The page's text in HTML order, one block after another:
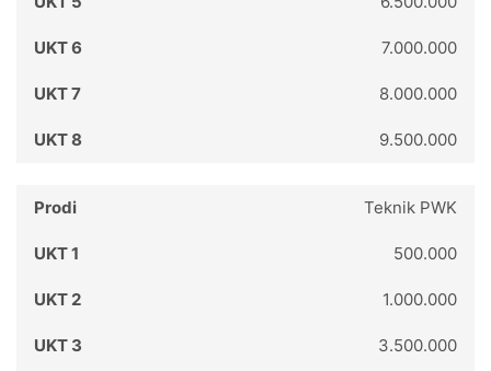
7.000.000
8.000.000
9.500.000
Teknik PWK
500.000
1.000.000
3.500.000